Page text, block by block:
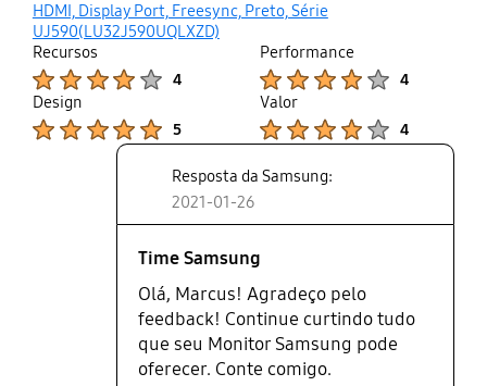
quem tem melhor tempo de resposta, IPS o pior.
VA, novamente, está entre os dois - pra quem joga
casualmente é perfeito! Um Forza, série AC,
Horizon Zero Dawn, etc. Já pra quem prefere jogos
multijogador competitivos, vai de TN.
HDMI, Display Port, Freesync, Preto, Série
UJ590(LU32J590UQLXZD)
Recursos
4
Performance
4
Design
5
Valor
4
Resposta da Samsung:
2021-01-26
Time Samsung
Olá, Marcus! Agradeço pelo
feedback! Continue curtindo tudo
que seu Monitor Samsung pode
oferecer. Conte comigo.